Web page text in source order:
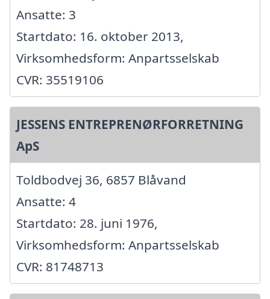
Ansatte: 3
Startdato: 16. oktober 2013,
Virksomhedsform: Anpartsselskab
CVR: 35519106
JESSENS ENTREPRENØRFORRETNING
ApS
Toldbodvej 36, 6857 Blåvand
Ansatte: 4
Startdato: 28. juni 1976,
Virksomhedsform: Anpartsselskab
CVR: 81748713